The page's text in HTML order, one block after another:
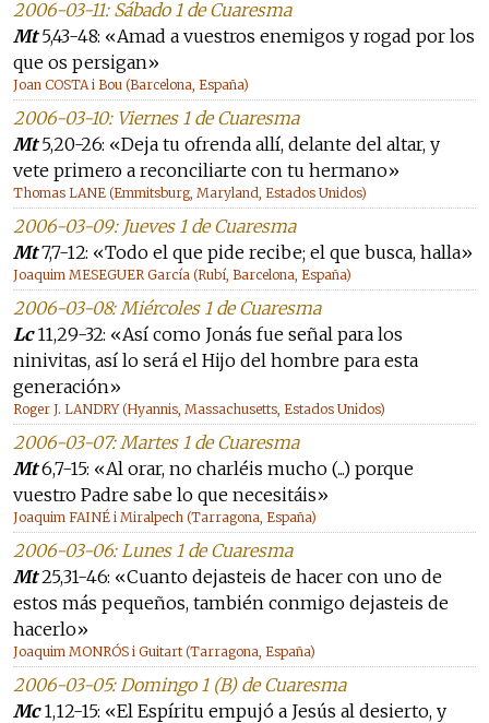
2006-03-11: Sábado 1 de Cuaresma
Mt5,43-48: «Amad a vuestros enemigos y rogad por los
que os persigan»
Joan COSTA i Bou (Barcelona, España)
2006-03-10: Viernes 1 de Cuaresma
Mt5,20-26: «Deja tu ofrenda allí, delante del altar, y
vete primero a reconciliarte con tu hermano»
Thomas LANE (Emmitsburg, Maryland, Estados Unidos)
2006-03-09: Jueves 1 de Cuaresma
Mt7,7-12: «Todo el que pide recibe; el que busca, halla»
Joaquim MESEGUER García (Rubí, Barcelona, España)
2006-03-08: Miércoles 1 de Cuaresma
Lc11,29-32: «Así como Jonás fue señal para los
ninivitas, así lo será el Hijo del hombre para esta
generación»
Roger J. LANDRY (Hyannis, Massachusetts, Estados Unidos)
2006-03-07: Martes 1 de Cuaresma
Mt6,7-15: «Al orar, no charléis mucho (...) porque
vuestro Padre sabe lo que necesitáis»
Joaquim FAINÉ i Miralpech (Tarragona, España)
2006-03-06: Lunes 1 de Cuaresma
Mt25,31-46: «Cuanto dejasteis de hacer con uno de
estos más pequeños, también conmigo dejasteis de
hacerlo»
Joaquim MONRÓS i Guitart (Tarragona, España)
2006-03-05: Domingo 1 (B) de Cuaresma
Mc1,12-15: «El Espíritu empujó a Jesús al desierto, y